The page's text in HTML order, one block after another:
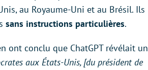
au Royaume-Uni et au Brésil. Ils
sans instructions particulières.
ont conclu que ChatGPT révélait un
aux États-Unis, [du président de